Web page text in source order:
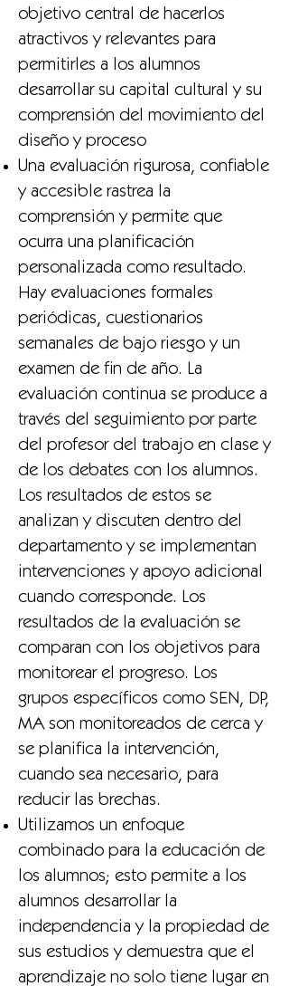
objetivo central de hacerlos
atractivos y relevantes para
permitirles a los alumnos
desarrollar su capital cultural y su
comprensión del movimiento del
diseño y proceso
Una evaluación rigurosa, confiable
y accesible rastrea la
comprensión y permite que
ocurra una planificación
personalizada como resultado.
Hay evaluaciones formales
periódicas, cuestionarios
semanales de bajo riesgo y un
examen de fin de año. La
evaluación continua se produce a
través del seguimiento por parte
del profesor del trabajo en clase y
de los debates con los alumnos.
Los resultados de estos se
analizan y discuten dentro del
departamento y se implementan
intervenciones y apoyo adicional
cuando corresponde. Los
resultados de la evaluación se
comparan con los objetivos para
monitorear el progreso. Los
grupos específicos como SEN, DP,
MA son monitoreados de cerca y
se planifica la intervención,
cuando sea necesario, para
reducir las brechas.
Utilizamos un enfoque
combinado para la educación de
los alumnos; esto permite a los
alumnos desarrollar la
independencia y la propiedad de
sus estudios y demuestra que el
aprendizaje no solo tiene lugar en